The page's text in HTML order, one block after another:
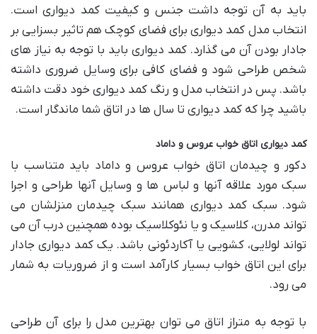
باید به آن توجه داشت جنس و کیفیت کمد دیواری است.
انتخاب مدل کمد دیواری برای فضای کوچک هم تاثیر بسزایی بر
جادار بودن آن می گذارد. کمد دیواری باید با توجه به نیاز های
شخص طراحی شود و فضای کافی برای وسایل ضروری داشته
باشد. پس در انتخاب مدل و رنگ کمد دیواری خود دقت داشته
باشید چرا که کمد دیواری تا سال ها در اتاق شما ماندگار است.
کمد دیواری اتاق خواب عروس و داماد
دکور و چیدمان اتاق خواب عروس و داماد باید متناسب با
سبک مورد علاقه آنها و لباس ها و وسایل آنها طراحی و اجرا
شود. سبک کمد دیواری همانند سبک چیدمان منزلشان می
تواند مدرن، کلاسیک و یا نئوکلاسیک بوده همچنین درب آن می
تواند لولایی، کشویی یا آکاردئونی باشد. یک کمد دیواری جادار
برای این اتاق خواب بسیار کارآمد است و از ضروریات به شمار
می رود.
با توجه به متراز اتاق می توان بهترین مدل را برای آن طراحی